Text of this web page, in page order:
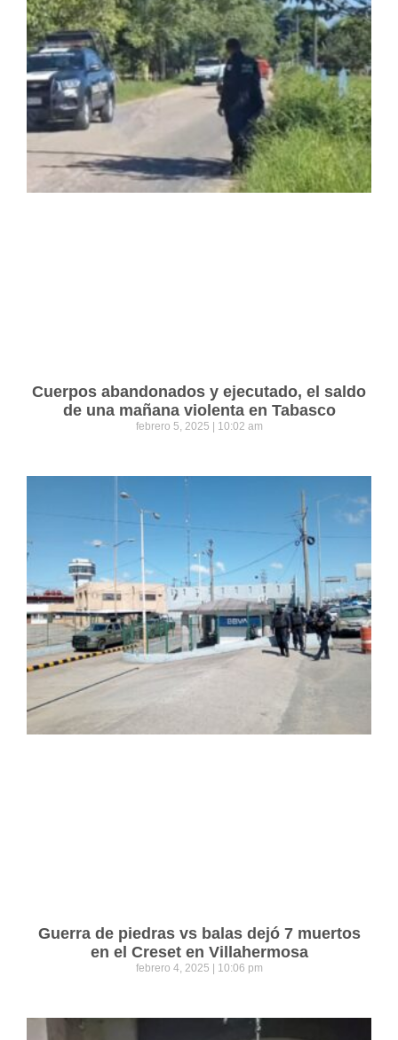
Cuerpos abandonados y ejecutado, el saldo
de una mañana violenta en Tabasco
febrero 5, 2025 10:02 am
Guerra de piedras vs balas dejó 7 muertos
en el Creset en Villahermosa
febrero 4, 2025 10:06 pm